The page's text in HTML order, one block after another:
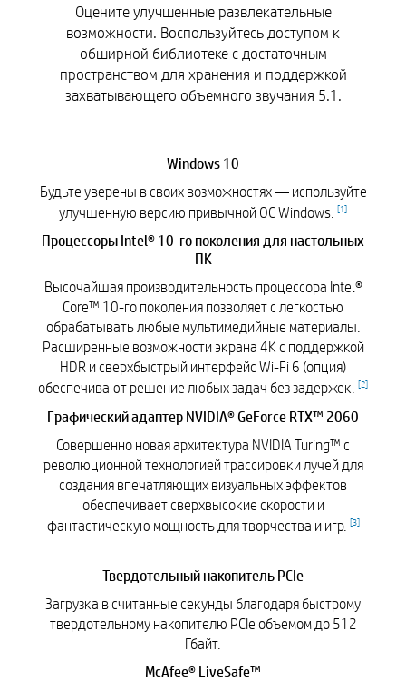
Оцените улучшенные развлекательные
возможности. Воспользуйтесь доступом к
обширной библиотеке с достаточным
пространством для хранения и поддержкой
захватывающего объемного звучания 5.1.
Windows 10
Будьте уверены в своих возможностях — используйте
улучшенную версию привычной ОС Windows. [1]
Процессоры Intel® 10-го поколения для настольных
ПК
Высочайшая производительность процессора Intel®
Core™ 10-го поколения позволяет с легкостью
обрабатывать любые мультимедийные материалы.
Расширенные возможности экрана 4K с поддержкой
HDR и сверхбыстрый интерфейс Wi-Fi 6 (опция)
обеспечивают решение любых задач без задержек. [2]
Графический адаптер NVIDIA® GeForce RTX™ 2060
Совершенно новая архитектура NVIDIA Turing™ с
революционной технологией трассировки лучей для
создания впечатляющих визуальных эффектов
обеспечивает сверхвысокие скорости и
фантастическую мощность для творчества и игр. [3]
Твердотельный накопитель PCIe
Загрузка в считанные секунды благодаря быстрому
твердотельному накопителю PCIe объемом до 512
Гбайт.
McAfee® LiveSafe™